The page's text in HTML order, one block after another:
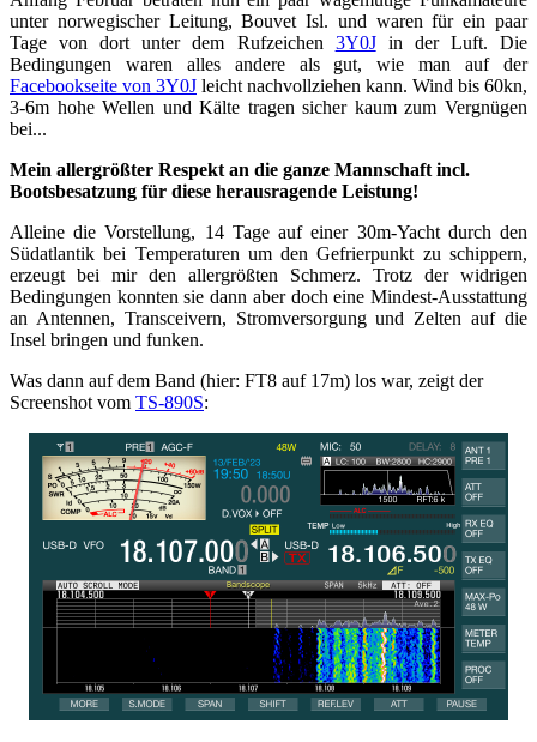
unter norwegischer Leitung, Bouvet Isl. und waren für ein paar
Tage von dort unter dem Rufzeichen 3Y0Jin der Luft. Die
Bedingungen waren alles andere als gut, wie man auf der
Facebookseite von 3Y0J leicht nachvollziehen kann. Wind bis 60kn,
3-6m hohe Wellen und Kälte tragen sicher kaum zum Vergnügen
bei...
Mein allergrößter Respekt an die ganze Mannschaft incl.
Bootsbesatzung für diese herausragende Leistung!
Alleine die Vorstellung, 14 Tage auf einer 30m-Yacht durch den
Südatlantik bei Temperaturen um den Gefrierpunkt zu schippern,
erzeugt bei mir den allergrößten Schmerz. Trotz der widrigen
Bedingungen konnten sie dann aber doch eine Mindest-Ausstattung
an Antennen, Transceivern, Stromversorgung und Zelten auf die
Insel bringen und funken.
Was dann auf dem Band (hier: FT8 auf 17m) los war, zeigt der
Screenshot vom TS-890S: